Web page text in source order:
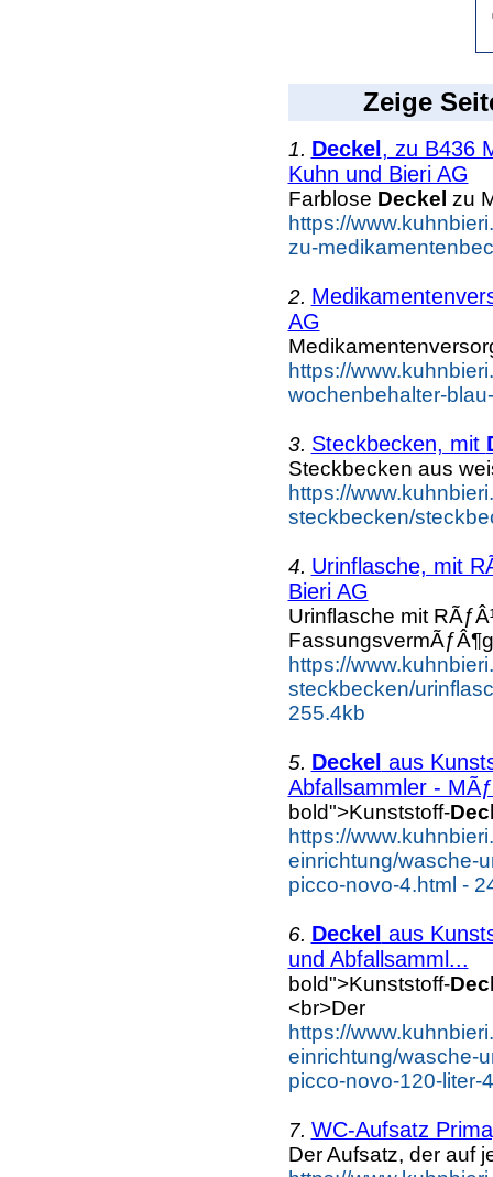
Zeige
1. Deckel , zu B436
Kuhn und Bieri AG
Farblose Deckel zu
https://
zu-
2.
AG
https://
wochenbehalter-
3. Steckbecken, mit
Steckbecken aus
https://
steckbecken/
4. Urinflasche, mit
Bieri AG
Urinflasche mit
https://
steckbecken/
255.4kb
5. Deckel aus
Abfallsammler -
bold">Kunststoff-
https://
einrichtung/wasche-
picco-novo-4.html -
6. Deckel aus
und Abfallsamml...
bold">Kunststoff-
<br>Der
https://
einrichtung/wasche-
picco-novo-120-liter-
7. WC-Aufsatz
Der Aufsatz, der auf